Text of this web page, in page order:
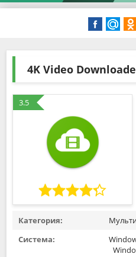
4K Video
3.5
Категория:
Система: